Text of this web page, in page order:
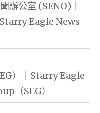
辦公室 (SENO)｜
Eagle News
）｜Starry Eagle
（SEG）